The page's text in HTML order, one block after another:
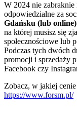
W 2024 nie zabraknie
odpowiedzialne za
Gdańsku (lub
na której musisz się
społecznościowe lub
Podczas tych dwóch
promocji i sprzedaży
Facebook czy
Zobacz, w jakiej
https://www.forsm.pl/